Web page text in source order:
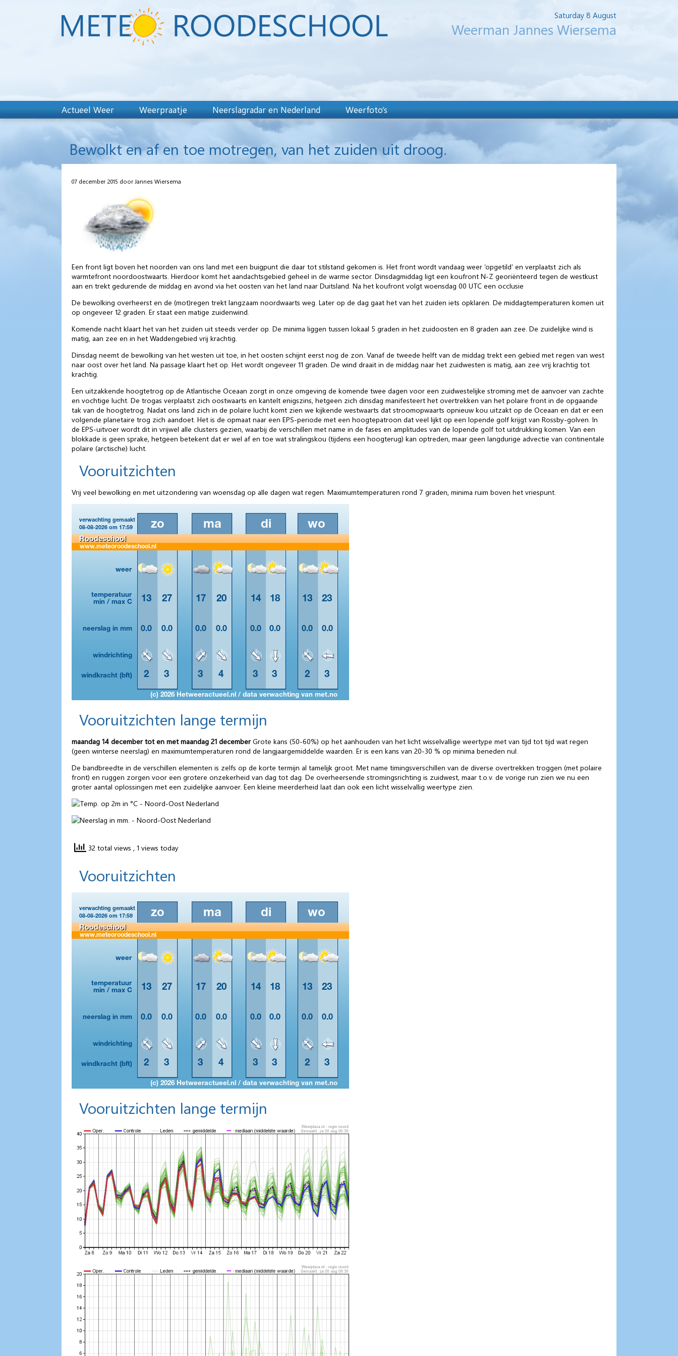
Saturday 8 August
Weerman Jannes Wiersema
Actueel Weer Weerpraatje Neerslagradar en Nederland Weerfoto’s
Bewolkt en af en toe motregen, van het zuiden uit droog.
07 december 2015 door Jannes Wiersema
Een front ligt boven het noorden van ons land met een buigpunt die daar tot stilstand gekomen is. Het front wordt vandaag weer ‘opgetild’ en verplaatst zich als
warmtefront noordoostwaarts. Hierdoor komt het aandachtsgebied geheel in de warme sector. Dinsdagmiddag ligt een koufront N-Z georiënteerd tegen de westkust
aan en trekt gedurende de middag en avond via het oosten van het land naar Duitsland. Na het koufront volgt woensdag 00 UTC een occlusie
De bewolking overheerst en de (mot)regen trekt langzaam noordwaarts weg. Later op de dag gaat het van het zuiden iets opklaren. De middagtemperaturen komen uit
op ongeveer 12 graden. Er staat een matige zuidenwind.
Komende nacht klaart het van het zuiden uit steeds verder op. De minima liggen tussen lokaal 5 graden in het zuidoosten en 8 graden aan zee. De zuidelijke wind is
matig, aan zee en in het Waddengebied vrij krachtig.
Dinsdag neemt de bewolking van het westen uit toe, in het oosten schijnt eerst nog de zon. Vanaf de tweede helft van de middag trekt een gebied met regen van west
naar oost over het land. Na passage klaart het op. Het wordt ongeveer 11 graden. De wind draait in de middag naar het zuidwesten is matig, aan zee vrij krachtig tot
krachtig.
Een uitzakkende hoogtetrog op de Atlantische Oceaan zorgt in onze omgeving de komende twee dagen voor een zuidwestelijke stroming met de aanvoer van zachte
en vochtige lucht. De trogas verplaatst zich oostwaarts en kantelt enigszins, hetgeen zich dinsdag manifesteert het overtrekken van het polaire front in de opgaande
tak van de hoogtetrog. Nadat ons land zich in de polaire lucht komt zien we kijkende westwaarts dat stroomopwaarts opnieuw kou uitzakt op de Oceaan en dat er een
volgende planetaire trog zich aandoet. Het is de opmaat naar een EPS-periode met een hoogtepatroon dat veel lijkt op een lopende golf krijgt van Rossby-golven. In
de EPS-uitvoer wordt dit in vrijwel alle clusters gezien, waarbij de verschillen met name in de fases en amplitudes van de lopende golf tot uitdrukking komen. Van een
blokkade is geen sprake, hetgeen betekent dat er wel af en toe wat stralingskou (tijdens een hoogterug) kan optreden, maar geen langdurige advectie van continentale
polaire (arctische) lucht.
Vooruitzichten
Vrij veel bewolking en met uitzondering van woensdag op alle dagen wat regen. Maximumtemperaturen rond 7 graden, minima ruim boven het vriespunt.
Vooruitzichten lange termijn
maandag 14 december tot en met maandag 21 december Grote kans (50-60%) op het aanhouden van het licht wisselvallige weertype met van tijd tot tijd wat regen
(geen winterse neerslag) en maximumtemperaturen rond de langjaargemiddelde waarden. Er is een kans van 20-30 % op minima beneden nul.
De bandbreedte in de verschillen elementen is zelfs op de korte termijn al tamelijk groot. Met name timingsverschillen van de diverse overtrekken troggen (met polaire
front) en ruggen zorgen voor een grotere onzekerheid van dag tot dag. De overheersende stromingsrichting is zuidwest, maar t.o.v. de vorige run zien we nu een
groter aantal oplossingen met een zuidelijke aanvoer. Een kleine meerderheid laat dan ook een licht wisselvallig weertype zien.
32 total views , 1 views today
Vooruitzichten
Vooruitzichten lange termijn